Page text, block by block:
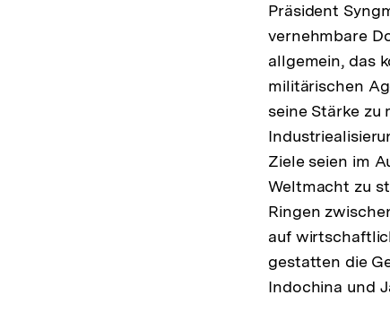
Präsident
vernehmbare
allgemein, das
militärischen
seine Stärke zu
Ziele seien im
Weltmacht zu
Ringen
auf
gestatten die
Indochina und